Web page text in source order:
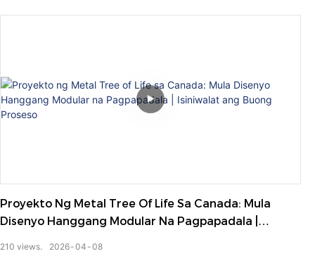
Proyekto Ng Metal Tree Of Life Sa Canada: Mula
Disenyo Hanggang Modular Na Pagpapadala |
2026 04 08
210 views.